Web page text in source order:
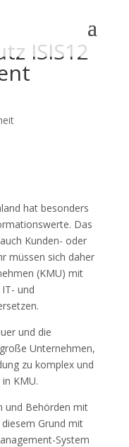
ISIS12
hat besonders
Das
Kunden- oder
müssen sich daher
(KMU) mit
und
und die
Unternehmen,
zu komplex und
KMU.
und Behörden mit
Grund mit
System